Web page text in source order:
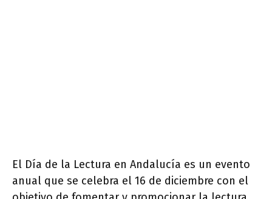
El Día de la Lectura en Andalucía es un evento
anual que se celebra el 16 de diciembre con el